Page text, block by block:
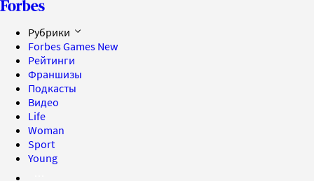
Рубрики
Forbes Games New
Рейтинги
Франшизы
Подкасты
Видео
Life
Woman
Sport
Young